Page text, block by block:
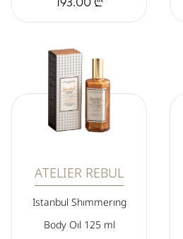
ATELIER REBUL
Istanbul Shımmerıng
Body Oıl 125 ml